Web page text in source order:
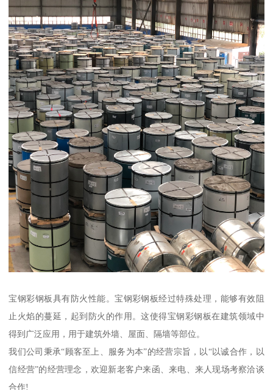
宝钢彩钢板具有防火性能。宝钢彩钢板经过特殊处理，能够有效阻
止火焰的蔓延，起到防火的作用。这使得宝钢彩钢板在建筑领域中
得到广泛应用，用于建筑外墙、屋面、隔墙等部位。
我们公司秉承“顾客至上、服务为本”的经营宗旨，以“以诚合作，以
信经营”的经营理念，欢迎新老客户来函、来电、来人现场考察洽谈
合作!